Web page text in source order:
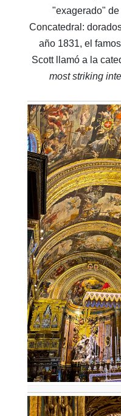
"exagerado"
Concatedral:
año 1831, el
Scott llamó a la
most striking